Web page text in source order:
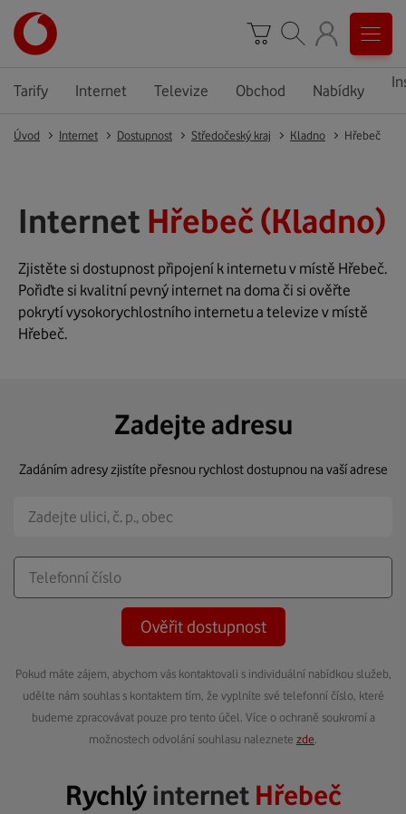
Tarify Internet Televize Obchod Nabídky
Úvod Internet Dostupnost Středočeský kraj Kladno Hřebeč
Internet Hřebeč (Kladno)
Zjistěte si dostupnost připojení k internetu v místě Hřebeč.
Pořiďte si kvalitní pevný internet na doma či si ověřte
pokrytí vysokorychlostního internetu a televize v místě
Hřebeč.
Zadejte adresu
Zadáním adresy zjistíte přesnou rychlost dostupnou na vaší adrese
Ověřit dostupnost
Pokud máte zájem, abychom vás kontaktovali s individuální nabídkou služeb,
udělte nám souhlas s kontaktem tím, že vyplníte své telefonní číslo, které
budeme zpracovávat pouze pro tento účel. Více o ochraně soukromí a
možnostech odvolání souhlasu naleznete zde
Rychlýinternet Hřebeč